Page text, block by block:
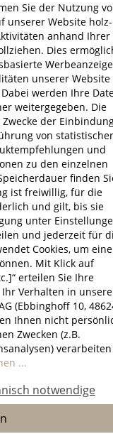
Versandkosten.
Sie der Nutzung
unserer Website holz-
anhand Ihrer
Dies
unserer Website
werden Ihre
weitergegeben. Die
der
von statistischer
und
zu den einzelnen
finden
ist freiwillig, für die
und gilt, bis sie
unter
und jederzeit für
Cookies, um eine
Mit Klick auf
erteilen Sie Ihre
Verhalten in
(Ebbinghoff 10,
Ihnen nicht
Zwecken (z.B.
verarbeiten
...
notwendige